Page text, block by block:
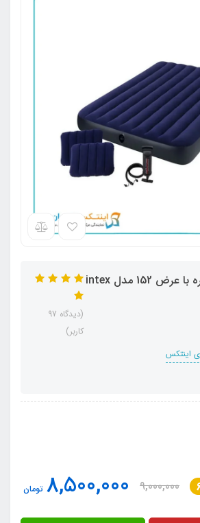
تشک بادی دو نفره با عرض 152 مدل intex
اینتکس
(دیدگاه 97
کاربر)
9,000,000
8,500,000 تومان